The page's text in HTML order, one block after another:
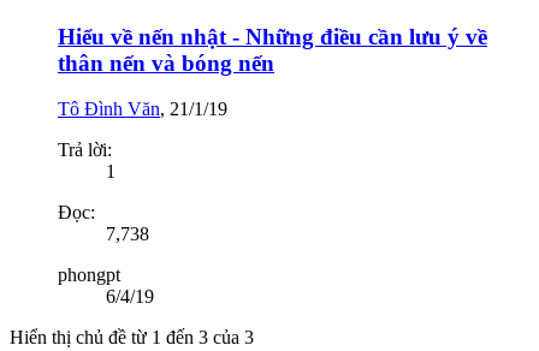
Hiểu về nến nhật - Những điều cần lưu ý về
thân nến và bóng nến
Tô Đình Văn, 21/1/19
Trả lời:
1
Đọc:
7,738
phongpt
6/4/19
Hiển thị chủ đề từ 1 đến 3 của 3